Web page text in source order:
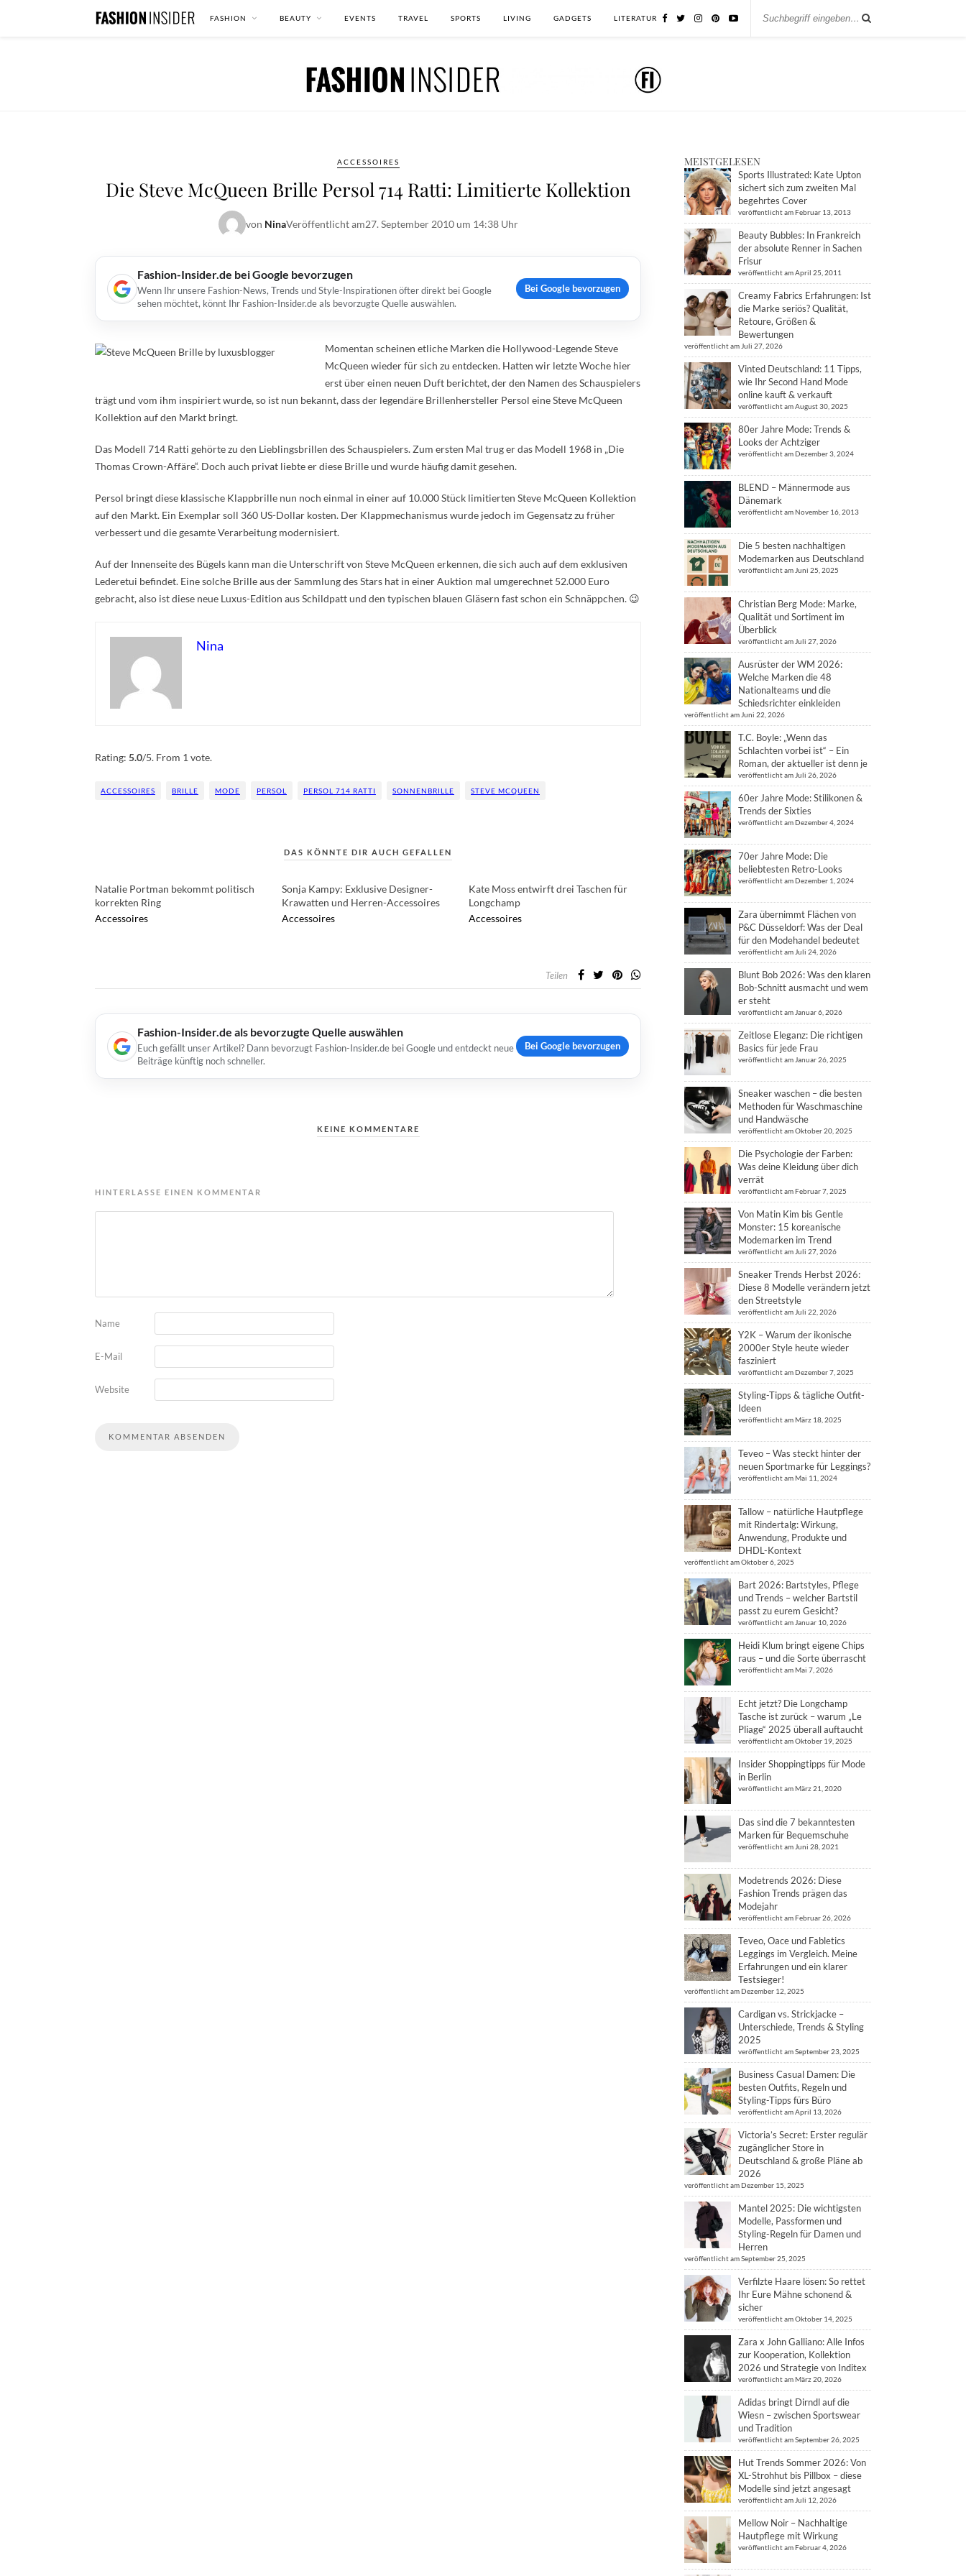
FASHION BEAUTY EVENTS TRAVEL SPORTS LIVING GADGETS LITERATUR
ACCESSOIRES
Die Steve McQueen Brille Persol 714 Ratti: Limitierte Kollektion
von NinaVeröffentlicht am27. September 2010 um 14:38 Uhr
Fashion-Insider.de bei Google bevorzugen
Wenn Ihr unsere Fashion-News, Trends und Style-Inspirationen öfter direkt bei Google
sehen möchtet, könnt Ihr Fashion-Insider.de als bevorzugte Quelle auswählen.
Bei Google bevorzugen
Momentan scheinen etliche Marken die Hollywood-Legende Steve
McQueen wieder für sich zu entdecken. Hatten wir letzte Woche hier
erst über einen neuen Duft berichtet, der den Namen des Schauspielers
trägt und vom ihm inspiriert wurde, so ist nun bekannt, dass der legendäre Brillenhersteller Persol eine Steve McQueen
Kollektion auf den Markt bringt.
Das Modell 714 Ratti gehörte zu den Lieblingsbrillen des Schauspielers. Zum ersten Mal trug er das Modell 1968 in „Die
Thomas Crown-Affäre“. Doch auch privat liebte er diese Brille und wurde häufig damit gesehen.
Persol bringt diese klassische Klappbrille nun noch einmal in einer auf 10.000 Stück limitierten Steve McQueen Kollektion
auf den Markt. Ein Exemplar soll 360 US-Dollar kosten. Der Klappmechanismus wurde jedoch im Gegensatz zu früher
verbessert und die gesamte Verarbeitung modernisiert.
Auf der Innenseite des Bügels kann man die Unterschrift von Steve McQueen erkennen, die sich auch auf dem exklusiven
Lederetui befindet. Eine solche Brille aus der Sammlung des Stars hat in einer Auktion mal umgerechnet 52.000 Euro
gebracht, also ist diese neue Luxus-Edition aus Schildpatt und den typischen blauen Gläsern fast schon ein Schnäppchen. 😉
Nina
Rating: 5.0/5. From 1 vote.
ACCESSOIRES BRILLE MODE PERSOL PERSOL 714 RATTI SONNENBRILLE STEVE MCQUEEN
DAS KÖNNTE DIR AUCH GEFALLEN
Natalie Portman bekommt politisch
korrekten Ring
Accessoires
Sonja Kampy: Exklusive Designer-
Krawatten und Herren-Accessoires
Accessoires
Kate Moss entwirft drei Taschen für
Longchamp
Accessoires
Teilen
Fashion-Insider.de als bevorzugte Quelle auswählen
Euch gefällt unser Artikel? Dann bevorzugt Fashion-Insider.de bei Google und entdeckt neue
Beiträge künftig noch schneller.
Bei Google bevorzugen
KEINE KOMMENTARE
HINTERLASSE EINEN KOMMENTAR
Name
E-Mail
Website
MEISTGELESEN
Sports Illustrated: Kate Upton
sichert sich zum zweiten Mal
begehrtes Cover
veröffentlicht am Februar 13, 2013
Beauty Bubbles: In Frankreich
der absolute Renner in Sachen
Frisur
veröffentlicht am April 25, 2011
Creamy Fabrics Erfahrungen: Ist
die Marke seriös? Qualität,
Retoure, Größen &
Bewertungen
veröffentlicht am Juli 27, 2026
Vinted Deutschland: 11 Tipps,
wie Ihr Second Hand Mode
online kauft & verkauft
veröffentlicht am August 30, 2025
80er Jahre Mode: Trends &
Looks der Achtziger
veröffentlicht am Dezember 3, 2024
BLEND – Männermode aus
Dänemark
veröffentlicht am November 16, 2013
Die 5 besten nachhaltigen
Modemarken aus Deutschland
veröffentlicht am Juni 25, 2025
Christian Berg Mode: Marke,
Qualität und Sortiment im
Überblick
veröffentlicht am Juli 27, 2026
Ausrüster der WM 2026:
Welche Marken die 48
Nationalteams und die
Schiedsrichter einkleiden
veröffentlicht am Juni 22, 2026
T.C. Boyle: „Wenn das
Schlachten vorbei ist“ – Ein
Roman, der aktueller ist denn je
veröffentlicht am Juli 26, 2026
60er Jahre Mode: Stilikonen &
Trends der Sixties
veröffentlicht am Dezember 4, 2024
70er Jahre Mode: Die
beliebtesten Retro-Looks
veröffentlicht am Dezember 1, 2024
Zara übernimmt Flächen von
P&C Düsseldorf: Was der Deal
für den Modehandel bedeutet
veröffentlicht am Juli 24, 2026
Blunt Bob 2026: Was den klaren
Bob-Schnitt ausmacht und wem
er steht
veröffentlicht am Januar 6, 2026
Zeitlose Eleganz: Die richtigen
Basics für jede Frau
veröffentlicht am Januar 26, 2025
Sneaker waschen – die besten
Methoden für Waschmaschine
und Handwäsche
veröffentlicht am Oktober 20, 2025
Die Psychologie der Farben:
Was deine Kleidung über dich
verrät
veröffentlicht am Februar 7, 2025
Von Matin Kim bis Gentle
Monster: 15 koreanische
Modemarken im Trend
veröffentlicht am Juli 27, 2026
Sneaker Trends Herbst 2026:
Diese 8 Modelle verändern jetzt
den Streetstyle
veröffentlicht am Juli 22, 2026
Y2K – Warum der ikonische
2000er Style heute wieder
fasziniert
veröffentlicht am Dezember 7, 2025
Styling-Tipps & tägliche Outfit-
Ideen
veröffentlicht am März 18, 2025
Teveo – Was steckt hinter der
neuen Sportmarke für Leggings?
veröffentlicht am Mai 11, 2024
Tallow – natürliche Hautpflege
mit Rindertalg: Wirkung,
Anwendung, Produkte und
DHDL-Kontext
veröffentlicht am Oktober 6, 2025
Bart 2026: Bartstyles, Pflege
und Trends – welcher Bartstil
passt zu eurem Gesicht?
veröffentlicht am Januar 10, 2026
Heidi Klum bringt eigene Chips
raus – und die Sorte überrascht
veröffentlicht am Mai 7, 2026
Echt jetzt? Die Longchamp
Tasche ist zurück – warum „Le
Pliage“ 2025 überall auftaucht
veröffentlicht am Oktober 19, 2025
Insider Shoppingtipps für Mode
in Berlin
veröffentlicht am März 21, 2020
Das sind die 7 bekanntesten
Marken für Bequemschuhe
veröffentlicht am Juni 28, 2021
Modetrends 2026: Diese
Fashion Trends prägen das
Modejahr
veröffentlicht am Februar 26, 2026
Teveo, Oace und Fabletics
Leggings im Vergleich. Meine
Erfahrungen und ein klarer
Testsieger!
veröffentlicht am Dezember 12, 2025
Cardigan vs. Strickjacke –
Unterschiede, Trends & Styling
2025
veröffentlicht am September 23, 2025
Business Casual Damen: Die
besten Outfits, Regeln und
Styling-Tipps fürs Büro
veröffentlicht am April 13, 2026
Victoria’s Secret: Erster regulär
zugänglicher Store in
Deutschland & große Pläne ab
2026
veröffentlicht am Dezember 15, 2025
Mantel 2025: Die wichtigsten
Modelle, Passformen und
Styling-Regeln für Damen und
Herren
veröffentlicht am September 25, 2025
Verfilzte Haare lösen: So rettet
Ihr Eure Mähne schonend &
sicher
veröffentlicht am Oktober 14, 2025
Zara x John Galliano: Alle Infos
zur Kooperation, Kollektion
2026 und Strategie von Inditex
veröffentlicht am März 20, 2026
Adidas bringt Dirndl auf die
Wiesn – zwischen Sportswear
und Tradition
veröffentlicht am September 26, 2025
Hut Trends Sommer 2026: Von
XL-Strohhut bis Pillbox – diese
Modelle sind jetzt angesagt
veröffentlicht am Juli 12, 2026
Mellow Noir – Nachhaltige
Hautpflege mit Wirkung
veröffentlicht am Februar 4, 2026